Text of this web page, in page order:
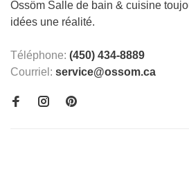
Ossöm Salle de bain & cuisine
idées une réalité.
Téléphone: (450) 434-8889
Courriel: service@ossom.ca